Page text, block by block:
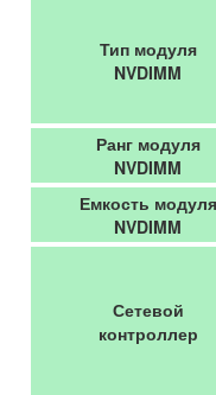
Тип модуля
NVDIMM
Ранг модуля
NVDIMM
Емкость модуля
NVDIMM
Сетевой
контроллер